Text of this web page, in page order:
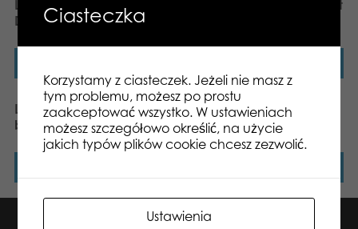
Lumo Stars Unicorn
Dream – Big
Lumo Stars Unicorn Velvet
Lumo Stars Penguin Ping
big plush
Lumo Stars Owl Stripe big
plush
Ciasteczka
Korzystamy z ciasteczek. Jeżeli nie masz z
tym problemu, możesz po prostu
zaakceptować wszystko. W ustawieniach
możesz szczegółowo określić, na użycie
jakich typów plików cookie chcesz zezwolić.
Ustawienia